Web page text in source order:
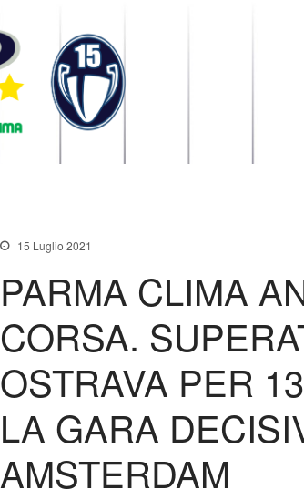
15 Luglio 2021
PARMA CLIMA
CORSA.
OSTRAVA PER
LA GARA
AMSTERDAM